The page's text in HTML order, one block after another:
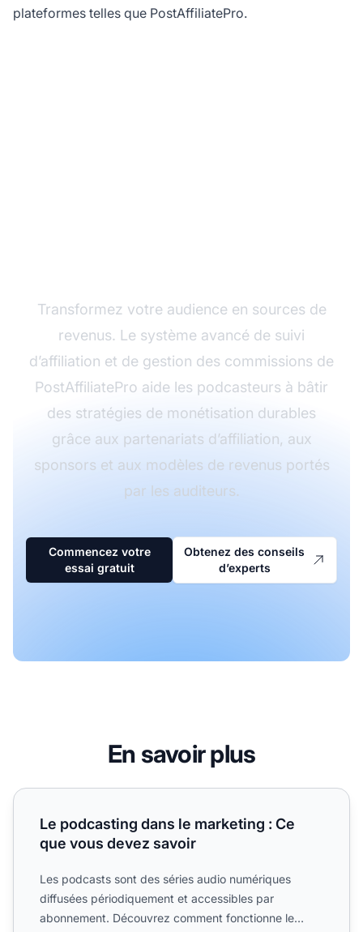
plateformes telles que PostAffiliatePro.
Transformez votre audience en sources de
revenus. Le système avancé de suivi
d’affiliation et de gestion des commissions de
PostAffiliatePro aide les podcasteurs à bâtir
des stratégies de monétisation durables
grâce aux partenariats d’affiliation, aux
sponsors et aux modèles de revenus portés
par les auditeurs.
Commencez votre
essai gratuit
Obtenez des conseils
d’experts
En savoir plus
Le podcasting dans le marketing : Ce que vous devez
Le podcasting dans le marketing : Ce
que vous devez savoir
Les podcasts sont des séries audio numériques
diffusées périodiquement et accessibles par
abonnement. Découvrez comment fonctionne le